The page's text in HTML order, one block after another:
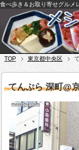
食べ歩き＆お取り寄せグルメ
TOP 東京都中央区
てんぷら 深町@